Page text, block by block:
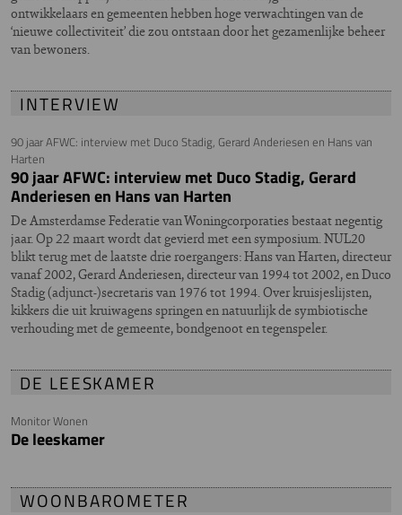
ontwikkelaars en gemeenten hebben hoge verwachtingen van de
‘nieuwe collectiviteit’ die zou ontstaan door het gezamenlijke beheer
van bewoners.
INTERVIEW
90 jaar AFWC: interview met Duco Stadig, Gerard Anderiesen en Hans van
Harten
90 jaar AFWC: interview met Duco Stadig, Gerard
Anderiesen en Hans van Harten
De Amsterdamse Federatie van Woningcorporaties bestaat negentig
jaar. Op 22 maart wordt dat gevierd met een symposium. NUL20
blikt terug met de laatste drie roergangers: Hans van Harten, directeur
vanaf 2002, Gerard Anderiesen, directeur van 1994 tot 2002, en Duco
Stadig (adjunct-)secretaris van 1976 tot 1994. Over kruisjeslijsten,
kikkers die uit kruiwagens springen en natuurlijk de symbiotische
verhouding met de gemeente, bondgenoot en tegenspeler.
DE LEESKAMER
Monitor Wonen
De leeskamer
WOONBAROMETER